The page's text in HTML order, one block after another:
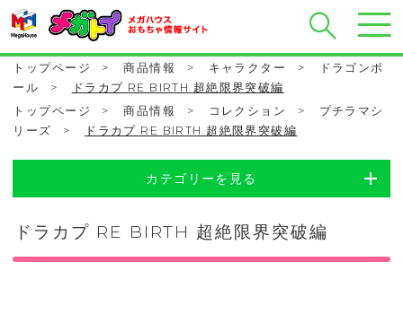
トップページ > 商品情報 > キャラクター >
ドラゴンボ
ール
>
ドラカプ RE BIRTH 超絶限界突破編
トップページ
> 商品情報 > コレクション >
プチラマシ
リーズ
> ドラカプ RE BIRTH 超絶限界突破編
カテゴリーを見る
ドラカプ RE BIRTH 超絶限界突破編